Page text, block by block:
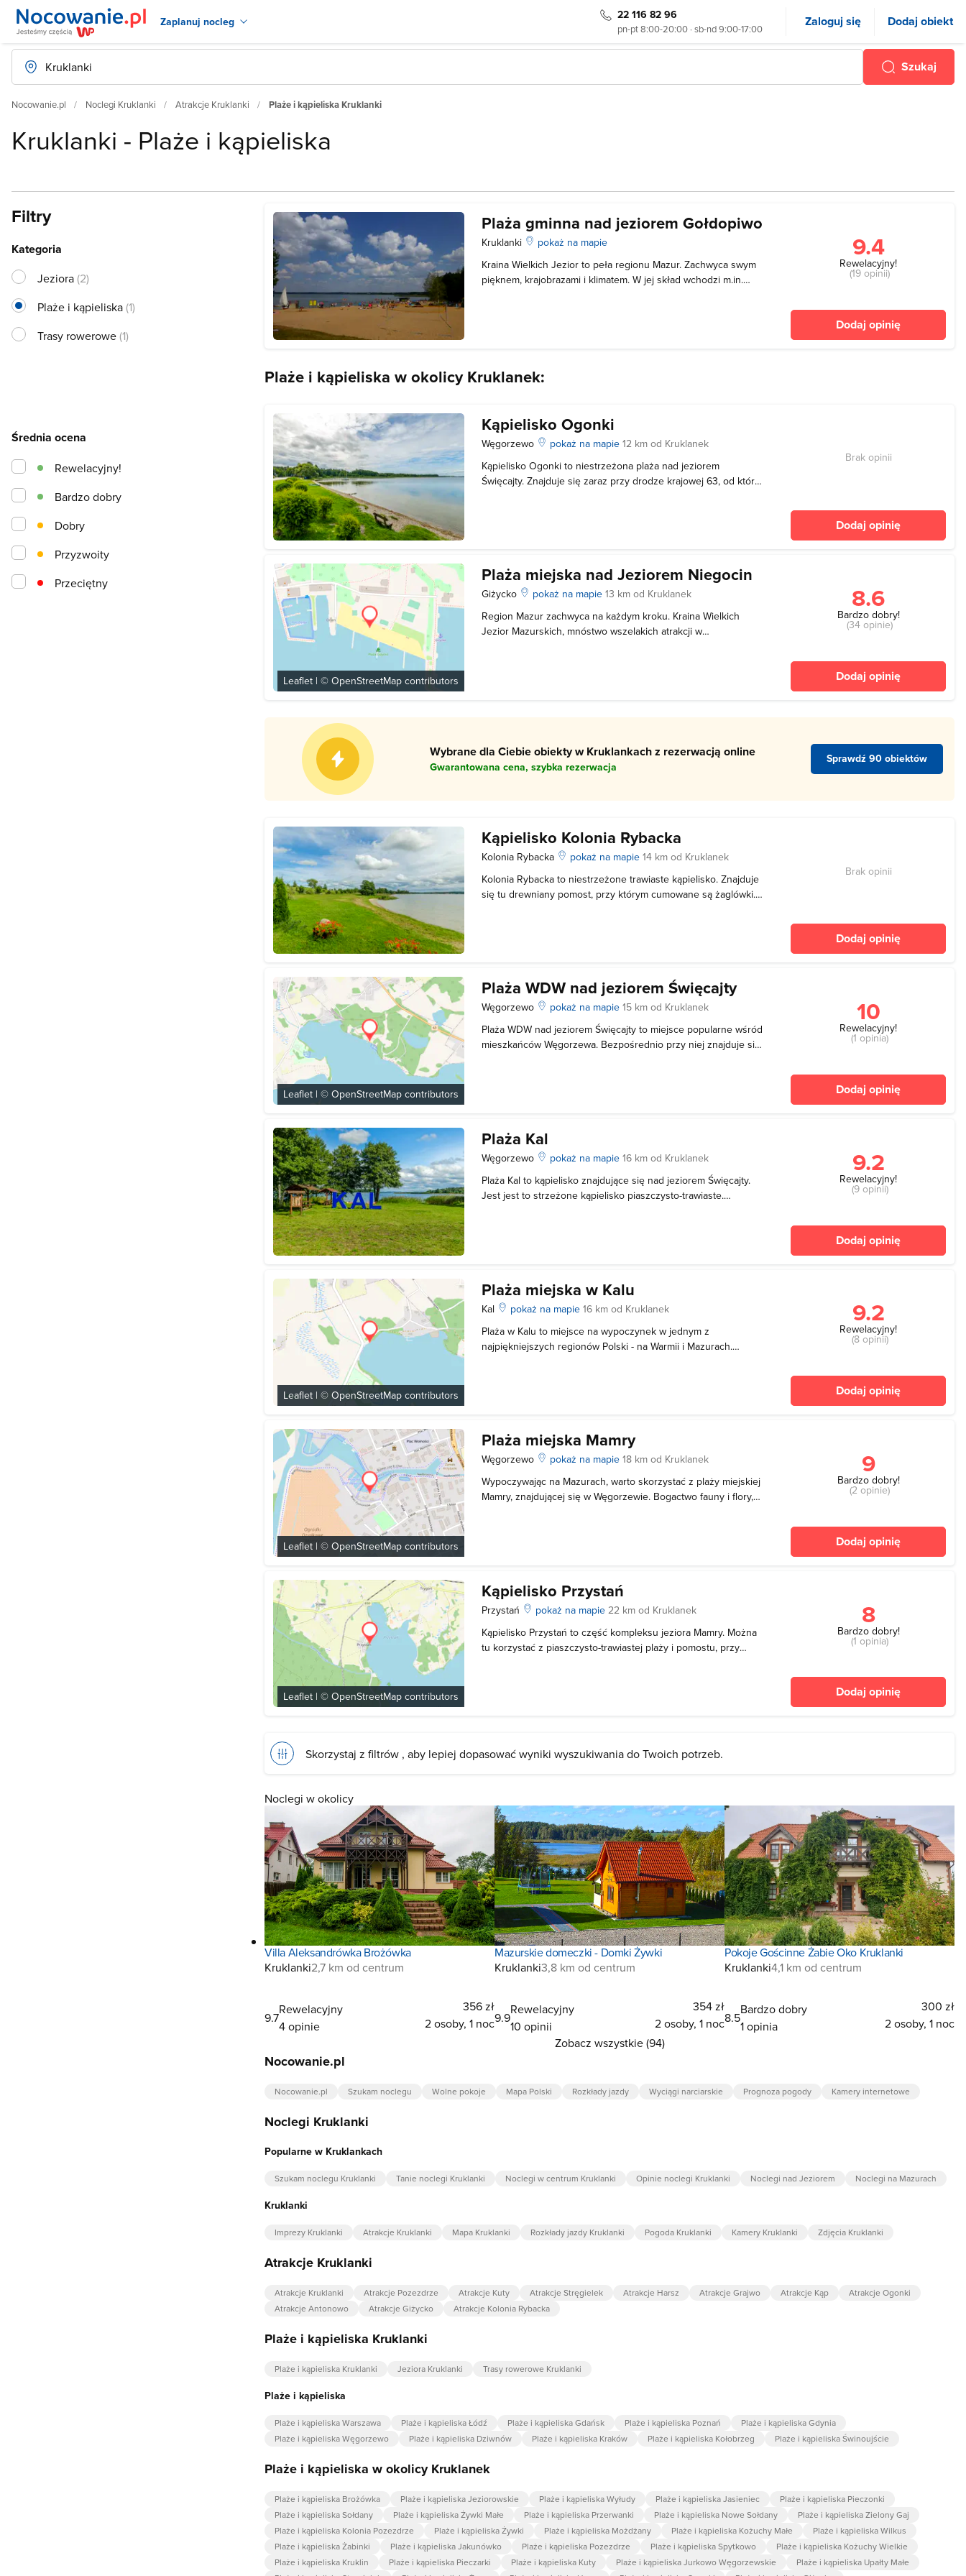
Zaplanuj nocleg 22 116 82 96
pn-pt 8:00-20:00 · sb-nd 9:00-17:00 Zaloguj się Dodaj obiekt
Szukaj
Nocowanie.pl Noclegi Kruklanki Atrakcje Kruklanki Plaże i kąpieliska Kruklanki
Kruklanki - Plaże i kąpieliska
Plaża gminna nad jeziorem Gołdopiwo
Kruklanki
pokaż na mapie
Kraina Wielkich Jezior to peła regionu Mazur. Zachwyca swym
pięknem, krajobrazami i klimatem. W jej skład wchodzi m.in.
9.4
Rewelacyjny!
(19 opinii)
Dodaj opinię
Plaże i kąpieliska w okolicy Kruklanek:
Kąpielisko Ogonki
Węgorzewo pokaż na mapie12 km od Kruklanek
Kąpielisko Ogonki to niestrzeżona plaża nad jeziorem
Święcajty. Znajduje się zaraz przy drodze krajowej 63, od której
Brak opinii
Dodaj opinię
Leaflet | ©OpenStreetMap contributors
Plaża miejska nad Jeziorem Niegocin
Giżycko pokaż na mapie13 km od Kruklanek
Region Mazur zachwyca na każdym kroku. Kraina Wielkich
Jezior Mazurskich, mnóstwo wszelakich atrakcji w
8.6
Bardzo dobry!
(34 opinie)
Dodaj opinię
Wybrane dla Ciebie obiekty w Kruklankach z rezerwacją online
Gwarantowana cena, szybka rezerwacja
Sprawdź 90 obiektów
Kąpielisko Kolonia Rybacka
Kolonia Rybacka pokaż na mapie14 km od Kruklanek
Kolonia Rybacka to niestrzeżone trawiaste kąpielisko. Znajduje
się tu drewniany pomost, przy którym cumowane są żaglówki.
Brak opinii
Dodaj opinię
Leaflet | ©OpenStreetMap contributors
Plaża WDW nad jeziorem Święcajty
Węgorzewo pokaż na mapie15 km od Kruklanek
Plaża WDW nad jeziorem Święcajty to miejsce popularne wśród
mieszkańców Węgorzewa. Bezpośrednio przy niej znajduje się
10
Rewelacyjny!
(1 opinia)
Dodaj opinię
Plaża Kal
Węgorzewo pokaż na mapie16 km od Kruklanek
Plaża Kal to kąpielisko znajdujące się nad jeziorem Święcajty.
Jest jest to strzeżone kąpielisko piaszczysto-trawiaste.
9.2
Rewelacyjny!
(9 opinii)
Dodaj opinię
Leaflet | ©OpenStreetMap contributors
Plaża miejska w Kalu
Kal pokaż na mapie16 km od Kruklanek
Plaża w Kalu to miejsce na wypoczynek w jednym z
najpiękniejszych regionów Polski - na Warmii i Mazurach.
9.2
Rewelacyjny!
(8 opinii)
Dodaj opinię
Leaflet | ©OpenStreetMap contributors
Plaża miejska Mamry
Węgorzewo pokaż na mapie18 km od Kruklanek
Wypoczywając na Mazurach, warto skorzystać z plaży miejskiej
Mamry, znajdującej się w Węgorzewie. Bogactwo fauny i flory,
9
Bardzo dobry!
(2 opinie)
Dodaj opinię
Leaflet | ©OpenStreetMap contributors
Kąpielisko Przystań
Przystań pokaż na mapie22 km od Kruklanek
Kąpielisko Przystań to część kompleksu jeziora Mamry. Można
tu korzystać z piaszczysto-trawiastej plaży i pomostu, przy
8
Bardzo dobry!
(1 opinia)
Dodaj opinię
Skorzystaj z filtrów , aby lepiej dopasować wyniki wyszukiwania do Twoich potrzeb.
Noclegi w okolicy
Villa Aleksandrówka Brożówka
Kruklanki2,7 km od centrum
9.7
Rewelacyjny
4 opinie
356 zł
2 osoby, 1 noc
Mazurskie domeczki - Domki Żywki
Kruklanki3,8 km od centrum
9.9
Rewelacyjny
10 opinii
354 zł
2 osoby, 1 noc
Pokoje Gościnne Żabie Oko Kruklanki
Kruklanki4,1 km od centrum
8.5
Bardzo dobry
1 opinia
300 zł
2 osoby, 1 noc
Zobacz wszystkie (94)
Nocowanie.pl
Nocowanie.pl Szukam noclegu Wolne pokoje Mapa Polski Rozkłady jazdy Wyciągi narciarskie Prognoza pogody Kamery internetowe
Noclegi Kruklanki
Popularne w Kruklankach
Szukam noclegu Kruklanki Tanie noclegi Kruklanki Noclegi w centrum Kruklanki Opinie noclegi Kruklanki Noclegi nad Jeziorem Noclegi na Mazurach
Kruklanki
Imprezy Kruklanki Atrakcje Kruklanki Mapa Kruklanki Rozkłady jazdy Kruklanki Pogoda Kruklanki Kamery Kruklanki Zdjęcia Kruklanki
Atrakcje Kruklanki
Atrakcje Kruklanki Atrakcje Pozezdrze Atrakcje Kuty Atrakcje Stręgielek Atrakcje Harsz Atrakcje Grajwo Atrakcje Kąp
Atrakcje Ogonki
Atrakcje Antonowo
Atrakcje Giżycko Atrakcje Kolonia Rybacka
Plaże i kąpieliska Kruklanki
Plaże i kąpieliska Kruklanki Jeziora Kruklanki Trasy rowerowe Kruklanki
Plaże i kąpieliska
Plaże i kąpieliska Warszawa Plaże i kąpieliska Łódź Plaże i kąpieliska Gdańsk Plaże i kąpieliska Poznań
Plaże i kąpieliska Gdynia
Plaże i kąpieliska Węgorzewo
Plaże i kąpieliska Dziwnów Plaże i kąpieliska Kraków Plaże i kąpieliska Kołobrzeg Plaże i kąpieliska Świnoujście
Plaże i kąpieliska w okolicy Kruklanek
Plaże i kąpieliska Brożówka Plaże i kąpieliska Jeziorowskie Plaże i kąpieliska Wyłudy Plaże i kąpieliska Jasieniec
Plaże i kąpieliska Pieczonki
Plaże i kąpieliska Sołdany
Plaże i kąpieliska Żywki Małe Plaże i kąpieliska Przerwanki Plaże i kąpieliska Nowe Sołdany
Plaże i kąpieliska Zielony Gaj
Plaże i kąpieliska Kolonia Pozezdrze
Plaże i kąpieliska Żywki Plaże i kąpieliska Możdżany Plaże i kąpieliska Kożuchy Małe
Plaże i kąpieliska Wilkus
Plaże i kąpieliska Żabinki
Plaże i kąpieliska Jakunówko Plaże i kąpieliska Pozezdrze Plaże i kąpieliska Spytkowo
Plaże i kąpieliska Kożuchy Wielkie
Plaże i kąpieliska Kruklin
Plaże i kąpieliska Pieczarki Plaże i kąpieliska Kuty Plaże i kąpieliska Jurkowo Węgorzewskie
Plaże i kąpieliska Upałty Małe
Filtry
Kategoria
Jeziora(2)
Plaże i kąpieliska(1)
Trasy rowerowe(1)
Średnia ocena
Przeciętny
Przyzwoity
Dobry
Bardzo dobry
Rewelacyjny!